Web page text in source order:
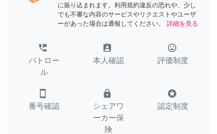
に振り込まれます。利用規約違反の恐れや、少し
でも不審な内容のサービスやリクエストやユーザ
ーがあった場合は通報してください。
詳細を見る
perm_phone_msg
パトロー
ル
assignment_ind
本人確認
tag_faces
評価制度
smartphone
番号確認
lock
シェアワ
ーカー保
険
stars
認定制度